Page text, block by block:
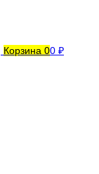
Корзина 00 ₽